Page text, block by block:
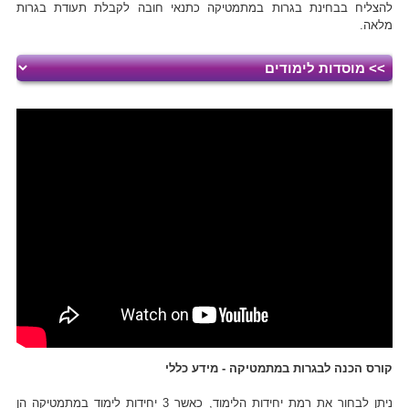
להצליח בבחינת בגרות במתמטיקה כתנאי חובה לקבלת תעודת בגרות
מלאה.
קורס הכנה לבגרות במתמטיקה - מידע כללי
ניתן לבחור את רמת יחידות הלימוד, כאשר 3 יחידות לימוד במתמטיקה הן